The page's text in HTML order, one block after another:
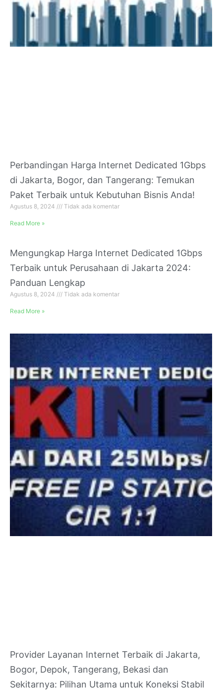
Perbandingan Harga Internet Dedicated 1Gbps
di Jakarta, Bogor, dan Tangerang: Temukan
Paket Terbaik untuk Kebutuhan Bisnis Anda!
Agustus 8, 2024 Tidak ada komentar
Read More »
Mengungkap Harga Internet Dedicated 1Gbps
Terbaik untuk Perusahaan di Jakarta 2024:
Panduan Lengkap
Agustus 8, 2024 Tidak ada komentar
Read More »
Provider Layanan Internet Terbaik di Jakarta,
Bogor, Depok, Tangerang, Bekasi dan
Sekitarnya: Pilihan Utama untuk Koneksi Stabil